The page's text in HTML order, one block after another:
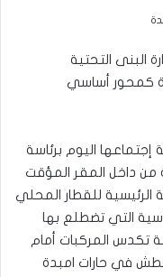
البنى التحتية
كمحور أساسي
إجتماعها اليوم برئاسة
من داخل المقر المؤقت
الرئيسية للقطار المحلي
التي تضطلع بها
تكدس المركبات أمام
في حارات امبدة